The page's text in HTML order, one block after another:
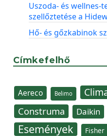
Uszoda- és wellnes-
szellőztetése a
Hő- és gőzkabinok
Címkefelhő
Aereco Belimo
Construma Daikin
Események Fisher